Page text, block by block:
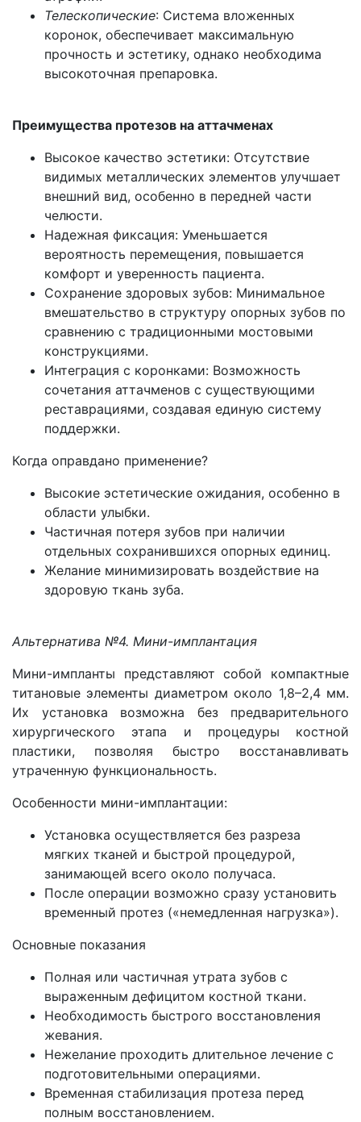
Телескопические: Система вложенных
коронок, обеспечивает максимальную
прочность и эстетику, однако необходима
высокоточная препаровка.
Преимущества протезов на аттачменах
Высокое качество эстетики: Отсутствие
видимых металлических элементов улучшает
внешний вид, особенно в передней части
челюсти.
Надежная фиксация: Уменьшается
вероятность перемещения, повышается
комфорт и уверенность пациента.
Сохранение здоровых зубов: Минимальное
вмешательство в структуру опорных зубов по
сравнению с традиционными мостовыми
конструкциями.
Интеграция с коронками: Возможность
сочетания аттачменов с существующими
реставрациями, создавая единую систему
поддержки.
Когда оправдано применение?
Высокие эстетические ожидания, особенно в
области улыбки.
Частичная потеря зубов при наличии
отдельных сохранившихся опорных единиц.
Желание минимизировать воздействие на
здоровую ткань зуба.
Альтернатива №4. Мини-имплантация
Мини-импланты представляют собой компактные
титановые элементы диаметром около 1,8–2,4 мм.
Их установка возможна без предварительного
хирургического этапа и процедуры костной
пластики, позволяя быстро восстанавливать
утраченную функциональность.
Особенности мини-имплантации:
Установка осуществляется без разреза
мягких тканей и быстрой процедурой,
занимающей всего около получаса.
После операции возможно сразу установить
временный протез («немедленная нагрузка»).
Основные показания
Полная или частичная утрата зубов с
выраженным дефицитом костной ткани.
Необходимость быстрого восстановления
жевания.
Нежелание проходить длительное лечение с
подготовительными операциями.
Временная стабилизация протеза перед
полным восстановлением.